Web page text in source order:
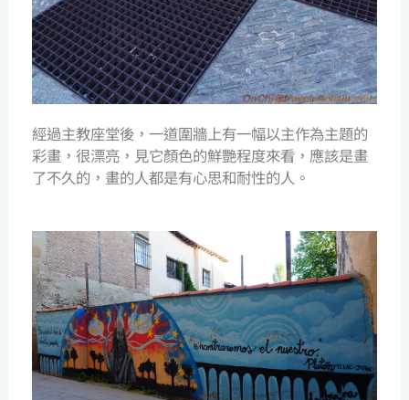
經過主教座堂後，一道圍牆上有一幅以主作為主題的
彩畫，很漂亮，見它顏色的鮮艷程度來看，應該是畫
了不久的，畫的人都是有心思和耐性的人。